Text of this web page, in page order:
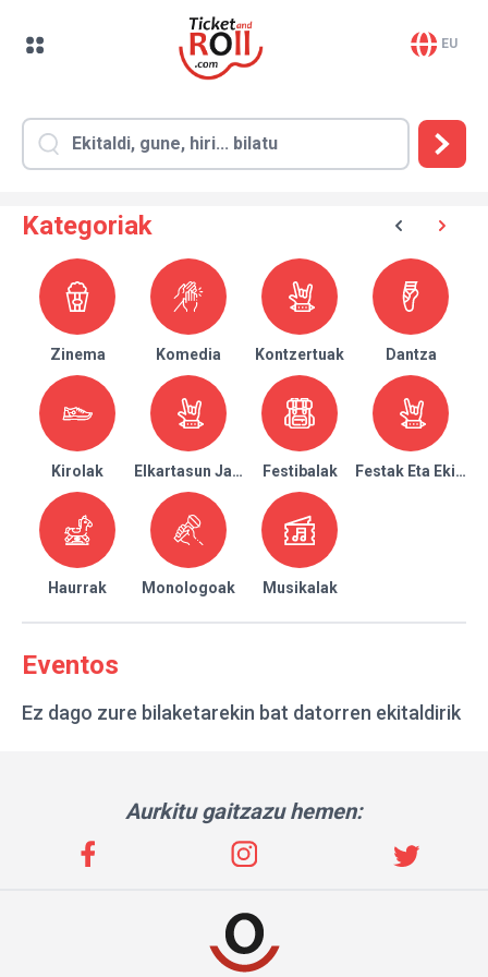
EU
Kategoriak
Zinema Komedia Kontzertuak Dantza
Kirolak Elkartasun JaialdiakFestibalak Festak Eta
Haurrak Monologoak Musikalak
Eventos
Ez dago zure bilaketarekin bat datorren ekitaldirik
Aurkitu gaitzazu hemen: